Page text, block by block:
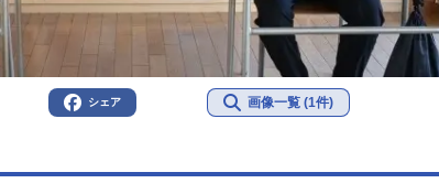
シェア 画像一覧 (1件)